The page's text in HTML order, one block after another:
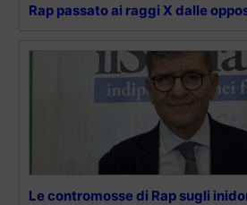
Rap passato ai raggi X dalle
Le contromosse di Rap sugli